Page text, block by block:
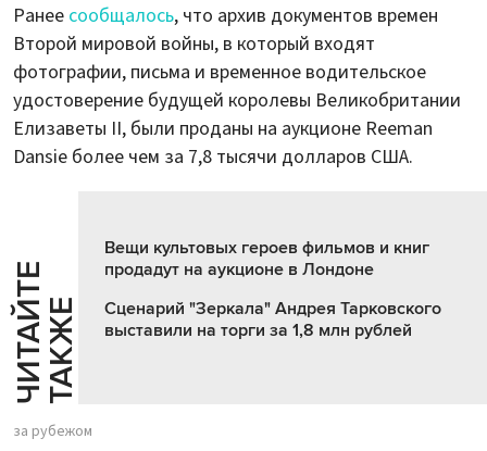
Ранее сообщалось, что архив документов времен
Второй мировой войны, в который входят
фотографии, письма и временное водительское
удостоверение будущей королевы Великобритании
Елизаветы II, были проданы на аукционе Reeman
Dansie более чем за 7,8 тысячи долларов США.
Ч
И
Т
АЙ
Т
Е
Т
А
К
ЖЕ
Вещи культовых героев фильмов и книг
продадут на аукционе в Лондоне
Сценарий "Зеркала" Андрея Тарковского
выставили на торги за 1,8 млн рублей
за рубежом